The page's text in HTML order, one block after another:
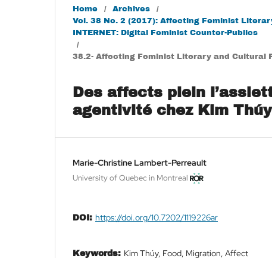
Home / Archives
/
Vol. 38 No. 2 (2017): Affecting Feminist
INTERNET: Digital Feminist Counter-Publics
/
38.2- Affecting Feminist Literary and Cultural
Des affects plein
agentivité chez Kim Thúy
Marie-Christine Lambert-Perreault
University of Quebec in Montreal
DOI: https://doi.org/10.7202/1119226ar
Keywords: Kim Thúy, Food, Migration, Affect